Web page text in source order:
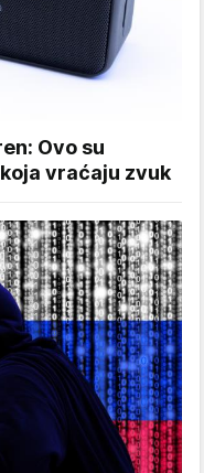
Ovo su
vraćaju zvuk